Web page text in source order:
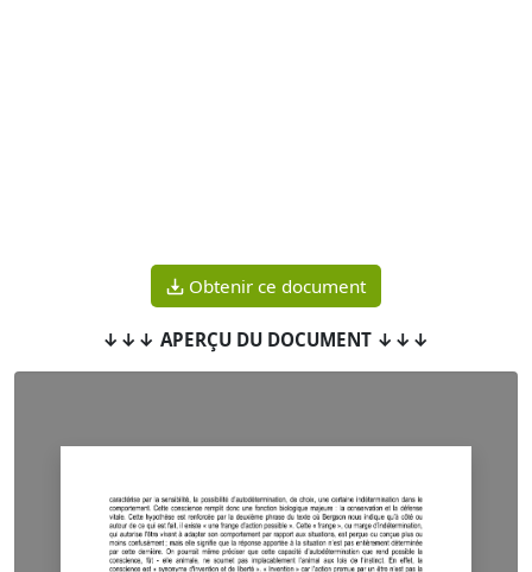
Obtenir ce document
↓↓↓ APERÇU DU DOCUMENT ↓↓↓